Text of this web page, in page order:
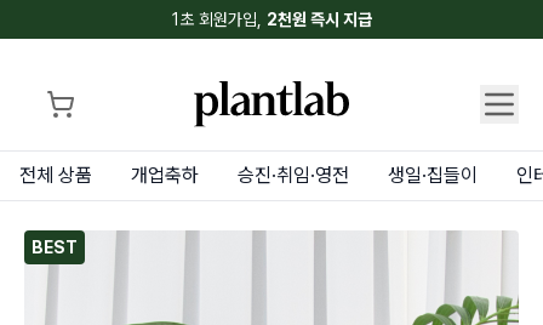
1초 회원가입, 2천원 즉시 지급
전체 상품 개업축하 승진·취임·영전 생일·집들이 인
BEST